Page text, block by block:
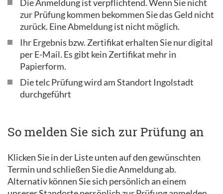
Die Anmeldung ist verpflichtend. Wenn Sie nicht
zur Prüfung kommen bekommen Sie das Geld nicht
zurück. Eine Abmeldung ist nicht möglich.
Ihr Ergebnis bzw. Zertifikat erhalten Sie nur digital
per E-Mail. Es gibt kein Zertifikat mehr in
Papierform.
Die telc Prüfung wird am Standort Ingolstadt
durchgeführt
So melden Sie sich zur Prüfung an
Klicken Sie in der Liste unten auf den gewünschten
Termin und schließen Sie die Anmeldung ab.
Alternativ können Sie sich persönlich an einem